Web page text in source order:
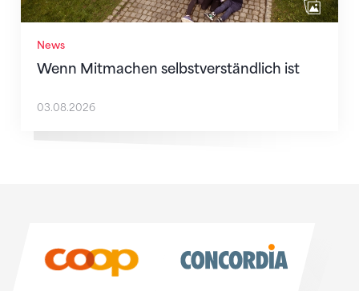
News
Wenn Mitmachen selbstverständlich ist
03.08.2026